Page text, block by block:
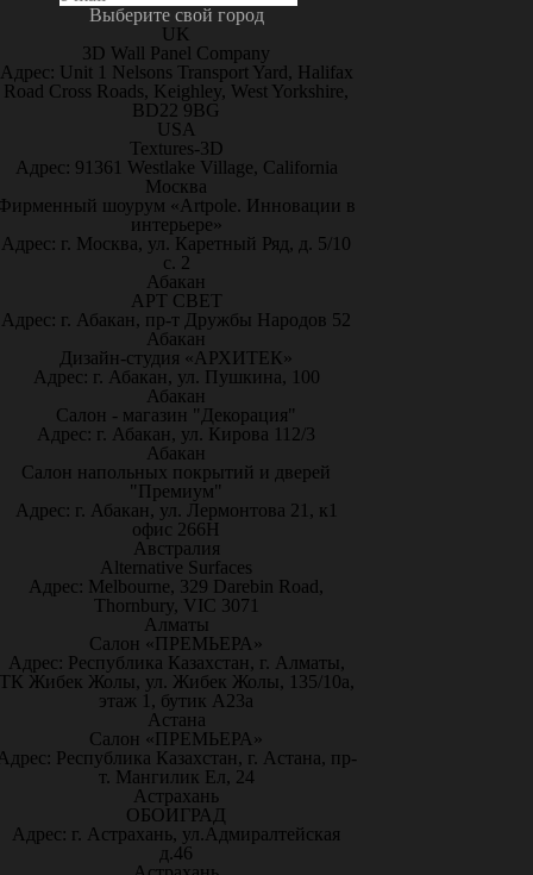
Выберите свой город
UK
3D Wall Panel Company
Адрес: Unit 1 Nelsons Transport Yard, Halifax
Road Cross Roads, Keighley, West Yorkshire,
BD22 9BG
USA
Textures-3D
Адрес: 91361 Westlake Village, California
Москва
шоурум «Artpole. Инновации в
интерьере»
Адрес: г. Москва, ул. Каретный Ряд, д. 5/10
с. 2
Абакан
АРТ СВЕТ
Адрес: г. Абакан, пр-т Дружбы Народов 52
Абакан
Дизайн-студия «АРХИТЕК»
Адрес: г. Абакан, ул. Пушкина, 100
Абакан
Салон - магазин "Декорация"
Адрес: г. Абакан, ул. Кирова 112/3
Абакан
Салон напольных покрытий и дверей
"Премиум"
Адрес: г. Абакан, ул. Лермонтова 21, к1
офис 266Н
Австралия
Alternative Surfaces
Адрес: Melbourne, 329 Darebin Road,
Thornbury, VIC 3071
Алматы
Салон «ПРЕМЬЕРА»
Адрес: Республика Казахстан, г. Алматы,
Жибек Жолы, ул. Жибек Жолы, 135/10а,
этаж 1, бутик А23а
Астана
Салон «ПРЕМЬЕРА»
Республика Казахстан, г. Астана, пр-
т. Мангилик Ел, 24
Астрахань
ОБОИГРАД
Адрес: г. Астрахань, ул.Адмиралтейская
д.46